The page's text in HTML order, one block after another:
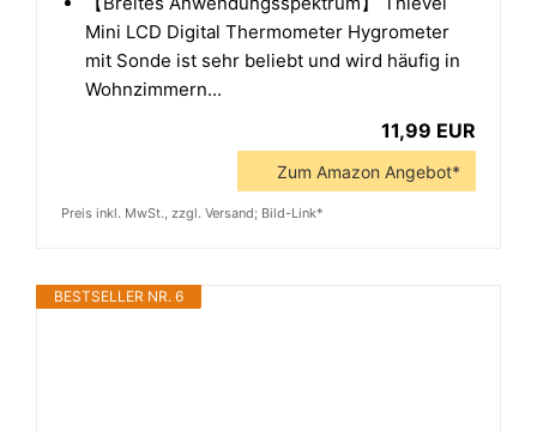
Mini LCD Digital Thermometer Hygrometer
mit Sonde ist sehr beliebt und wird häufig in
Wohnzimmern...
11,99 EUR
Zum Amazon Angebot*
Preis inkl. MwSt., zzgl. Versand; Bild-Link*
BESTSELLER NR. 6